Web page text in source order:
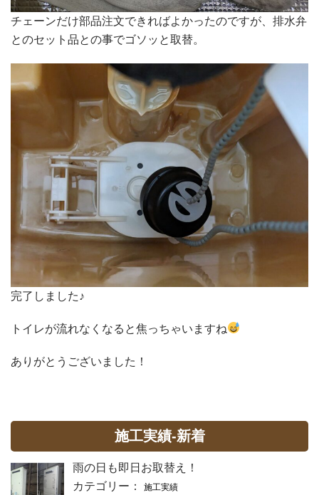
チェーンだけ部品注文できればよかったのですが、排水弁
とのセット品との事でゴソッと取替。
完了しました♪
トイレが流れなくなると焦っちゃいますね
ありがとうございました！
施工実績-新着
雨の日も即日お取替え！
カテゴリー：
施工実績